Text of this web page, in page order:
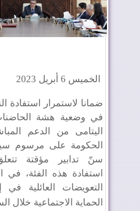
الخميس 6 أبريل 2023
ضمانا لاستمرار استفادة
في وضعية هشة
اليتامى من الدعم
الحكومة على مرسوم
سنّ تدابير مؤقتة
استفادة هذه الفئة، في
التعويضات العائلية في
الحماية الاجتماعية خلال